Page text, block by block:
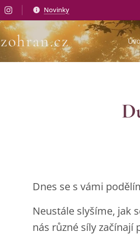
Novinky
zohran.cz
Dnes se s vámi
Neustále slyšíme, jak
nás různé síly